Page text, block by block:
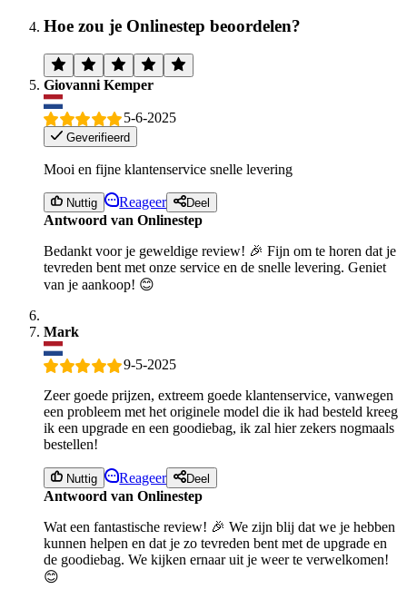
Hoe zou je Onlinestep beoordelen?
Giovanni Kemper
5-6-2025
Geverifieerd
Mooi en fijne klantenservice snelle levering
Nuttig Reageer Deel
Antwoord van Onlinestep
Bedankt voor je geweldige review! 🎉 Fijn om te horen dat je
tevreden bent met onze service en de snelle levering. Geniet
van je aankoop! 😊
Mark
9-5-2025
Zeer goede prijzen, extreem goede klantenservice, vanwegen
een probleem met het originele model die ik had besteld kreeg
ik een upgrade en een goodiebag, ik zal hier zekers nogmaals
bestellen!
Nuttig Reageer Deel
Antwoord van Onlinestep
Wat een fantastische review! 🎉 We zijn blij dat we je hebben
kunnen helpen en dat je zo tevreden bent met de upgrade en
de goodiebag. We kijken ernaar uit je weer te verwelkomen!
😊